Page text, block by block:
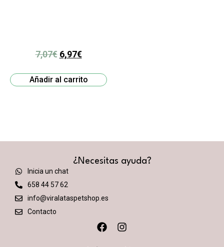
7,07€ 6,97€
Añadir al carrito
¿Necesitas ayuda?
Inicia un chat
658 44 57 62
info@viralataspetshop.es
Contacto